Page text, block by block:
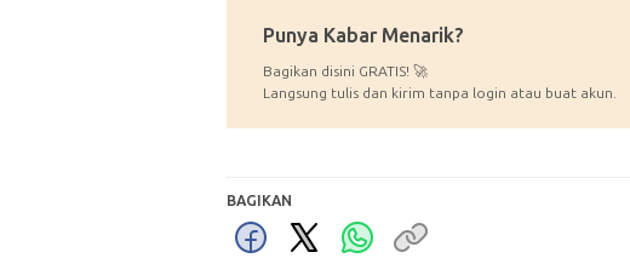
Punya Kabar Menarik?
Bagikan disini GRATIS! 🚀
Langsung tulis dan kirim tanpa login atau buat akun.
BAGIKAN